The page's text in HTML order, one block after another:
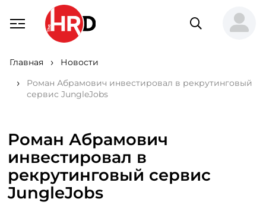
Главная
Новости
Роман Абрамович инвестировал в рекрутинговый
сервис JungleJobs
Роман Абрамович
инвестировал в
рекрутинговый сервис
JungleJobs